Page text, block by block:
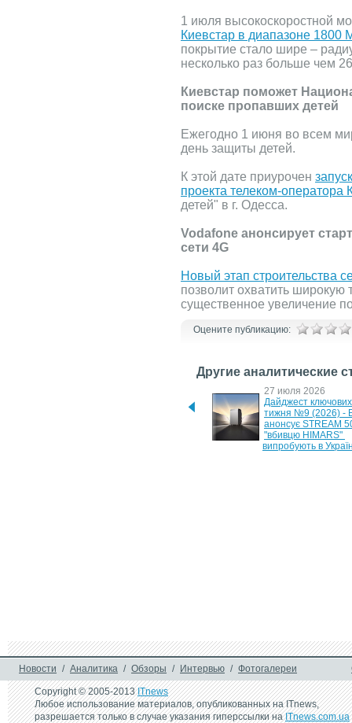
1 июля высокоскоростной
Киевстар в диапазоне 1800
покрытие стало шире –
несколько раз больше чем
Киевстар поможет
поиске пропавших детей
Ежегодно 1 июня во всем
день защиты детей.
К этой дате приурочен
проекта телеком-
детей" в г. Одесса.
Vodafone анонсирует
сети 4G
Новый этап строительства
позволит охватить
существенное увеличение
Оцените публикацию:
Другие аналитические
Дайджест ключових новин
27 июля 2026
Дайджест
тижня №9 (2026) -
анонсує STREAM
"вбивцю HIMARS"
випробують в
Pro та новий ASUS
ExpertBook Ultra
Новости / Аналитика / Обзоры / Интервью / Фотогалереи
Copyright © 2005-2013ITnews
Любое использование материалов, опубликованных на ITnews,
разрешается только в случае указания гиперссылки наITnews.com.ua